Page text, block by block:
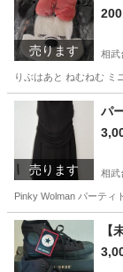
売ります 相武
りぶはあと ねむねむ ミ
神奈川 座間市
売ります
パ
相武
Pinky Wolman パーテ
神奈川 座間市
【